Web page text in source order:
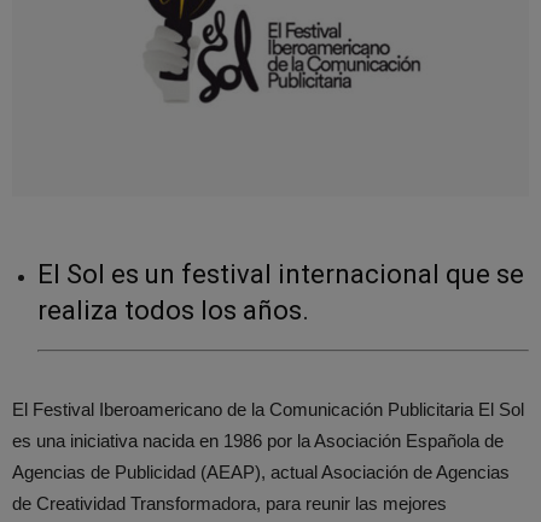
El Sol es un festival internacional que se
realiza todos los años.
El Festival Iberoamericano de la Comunicación Publicitaria El Sol
es una iniciativa nacida en 1986 por la Asociación Española de
Agencias de Publicidad (AEAP), actual Asociación de Agencias
de Creatividad Transformadora, para reunir las mejores